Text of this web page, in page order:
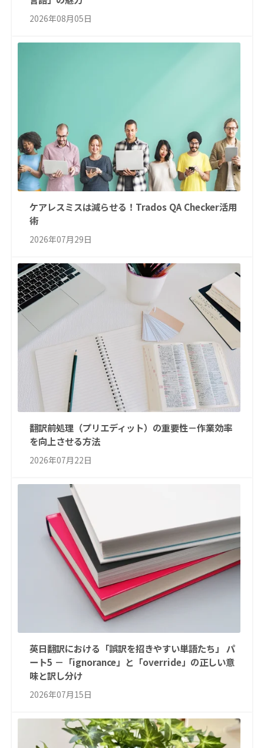
2026年08月05日
ケアレスミスは減らせる！Trados QA Checker活用
術
2026年07月29日
翻訳前処理（プリエディット）の重要性－作業効率
を向上させる方法
2026年07月22日
英日翻訳における「誤訳を招きやすい単語たち」 パ
ート5 －「ignorance」と「override」の正しい意
味と訳し分け
2026年07月15日